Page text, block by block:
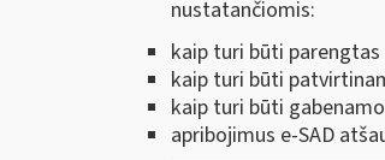
nustatančiomis:
kaip turi būti parengtas
kaip turi būti
kaip turi būti
apribojimus e-SAD